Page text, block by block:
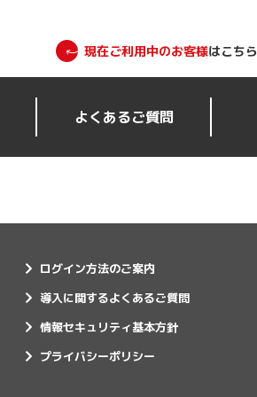
現在ご利用中のお客様はこちら
よくあるご質問
ログイン方法のご案内
導入に関するよくあるご質問
情報セキュリティ基本方針
プライバシーポリシー